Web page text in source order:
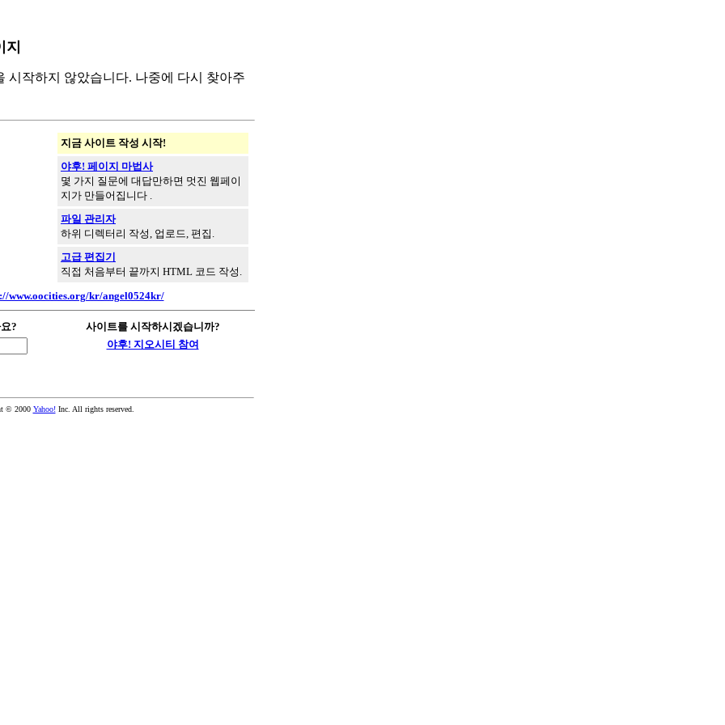
지
시작하지 않았습니다. 나중에 다시 찾아주
지금 사이트 작성 시작!
야후! 페이지 마법사
몇 가지 질문에 대답만하면 멋진 웹페이
지가 만들어집니다 .
파일 관리자
하위 디렉터리 작성, 업로드, 편집.
고급 편집기
직접 처음부터 끝까지 HTML 코드 작성.
www.oocities.org/kr/angel0524kr/
?
사이트를 시작하시겠습니까?
야후! 지오시티 참여
© 2000 Yahoo!Inc. All rights reserved.